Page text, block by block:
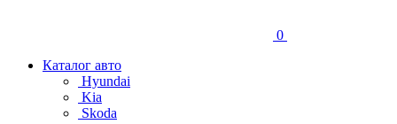
0
Каталог авто
Hyundai
Kia
Skoda